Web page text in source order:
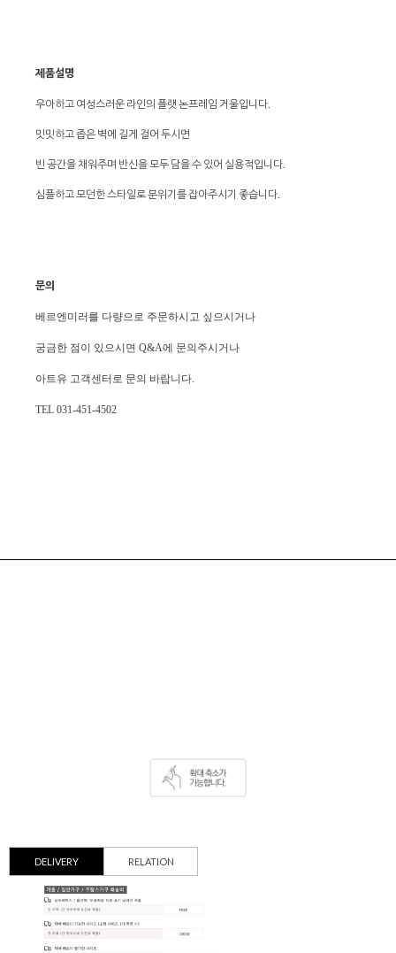
제품설명
우아하고 여성스러운 라인의 플랫 논프레임 거울입니다.
밋밋하고 좁은 벽에 길게 걸어 두시면
빈 공간을 채워주며 반신을 모두 담을 수 있어 실용적입니다.
심플하고 모던한 스타일로 분위기를 잡아주시기 좋습니다.
문의
베르엔미러를 다량으로 주문하시고 싶으시거나
궁금한 점이 있으시면 Q&A에 문의주시거나
아트유 고객센터로 문의 바랍니다.
TEL 031-451-4502
DELIVERY RELATION